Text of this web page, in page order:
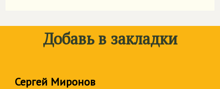
Добавь в закладки
Сергей Миронов